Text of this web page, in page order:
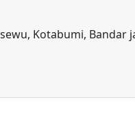
Kotabumi, Bandar